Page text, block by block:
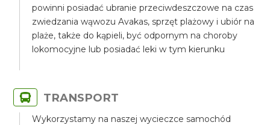
powinni posiadać ubranie przeciwdeszczowe na czas
zwiedzania wąwozu Avakas, sprzęt plażowy i ubiór na
plaże, także do kąpieli, być odpornym na choroby
lokomocyjne lub posiadać leki w tym kierunku
TRANSPORT
Wykorzystamy na naszej wycieczce samochód